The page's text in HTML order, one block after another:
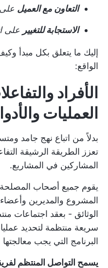
التعاون مع العميل
الاستجابة للتغيير على
إليك ما يتعلق بكل مبدأ
الواقع:
الأفراد
العمليات
بدلاً من اتباع نهج جامد
تعزز الطريقة الرشيقة
المشاركين في المشاريع.
يقوم جميع أصحاب
المشروع والمديرين
الوثائق - بعقد اجتماعات
سريعة منتظمة لتحديد
البرنامج التي يجب
يسمح التواصل المنتظم